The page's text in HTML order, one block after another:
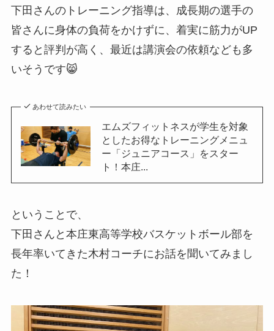
下田さんのトレーニング指導は、成長期の選手の
皆さんに身体の負荷をかけずに、着実に筋力がUP
すると評判が高く、最近は講演会の依頼なども多
いそうです😸
あわせて読みたい
エムズフィットネスが学生を対象
としたお得なトレーニングメニュ
ー「ジュニアコース」をスター
ト！本庄...
ということで、
下田さんと本庄東高等学校バスケットボール部を
長年率いてきた木村コーチにお話を聞いてみまし
た！